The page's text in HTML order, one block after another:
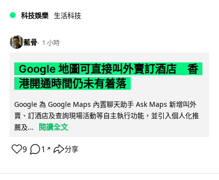
科技娛樂 生活科技
藍骨 1 小時
Google 地圖可直接叫外賣訂酒店 香
港開通時間仍未有着落
Google 為 Google Maps 內置聊天助手 Ask Maps 新增叫外
賣、訂酒店及查詢現場活動等自主執行功能，並引入個人化推
薦及...
閱讀全文
9 1 ↗ 分享